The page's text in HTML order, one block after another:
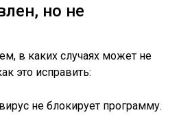
но не
в каких случаях может не
это исправить:
не блокирует программу.